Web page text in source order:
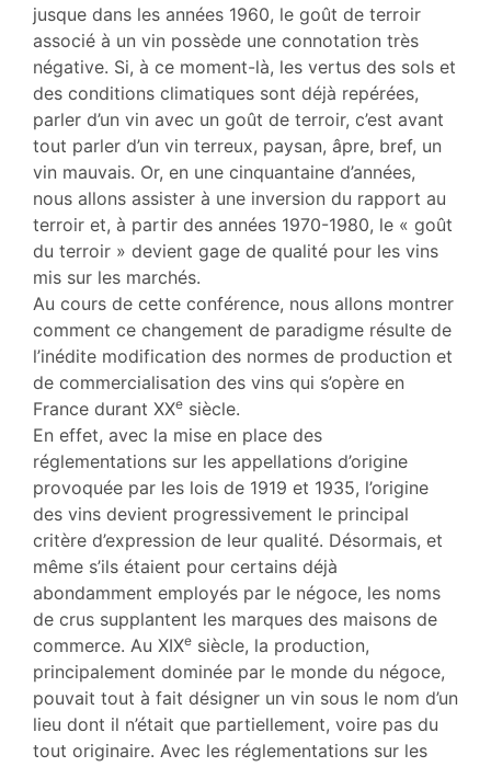
jusque dans les années 1960, le goût de terroir
associé à un vin possède une connotation très
négative. Si, à ce moment-là, les vertus des sols et
des conditions climatiques sont déjà repérées,
parler d’un vin avec un goût de terroir, c’est avant
tout parler d’un vin terreux, paysan, âpre, bref, un
vin mauvais. Or, en une cinquantaine d’années,
nous allons assister à une inversion du rapport au
terroir et, à partir des années 1970-1980, le « goût
du terroir » devient gage de qualité pour les vins
mis sur les marchés.
Au cours de cette conférence, nous allons montrer
comment ce changement de paradigme résulte de
l’inédite modification des normes de production et
de commercialisation des vins qui s’opère en
France durant XXe siècle.
En effet, avec la mise en place des
réglementations sur les appellations d’origine
provoquée par les lois de 1919 et 1935, l’origine
des vins devient progressivement le principal
critère d’expression de leur qualité. Désormais, et
même s’ils étaient pour certains déjà
abondamment employés par le négoce, les noms
de crus supplantent les marques des maisons de
commerce. Au XIXe siècle, la production,
principalement dominée par le monde du négoce,
pouvait tout à fait désigner un vin sous le nom d’un
lieu dont il n’était que partiellement, voire pas du
tout originaire. Avec les réglementations sur les